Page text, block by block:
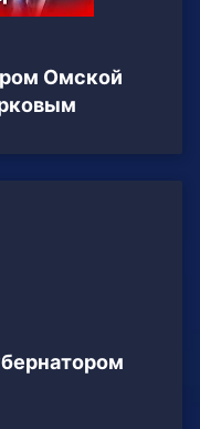
Омской